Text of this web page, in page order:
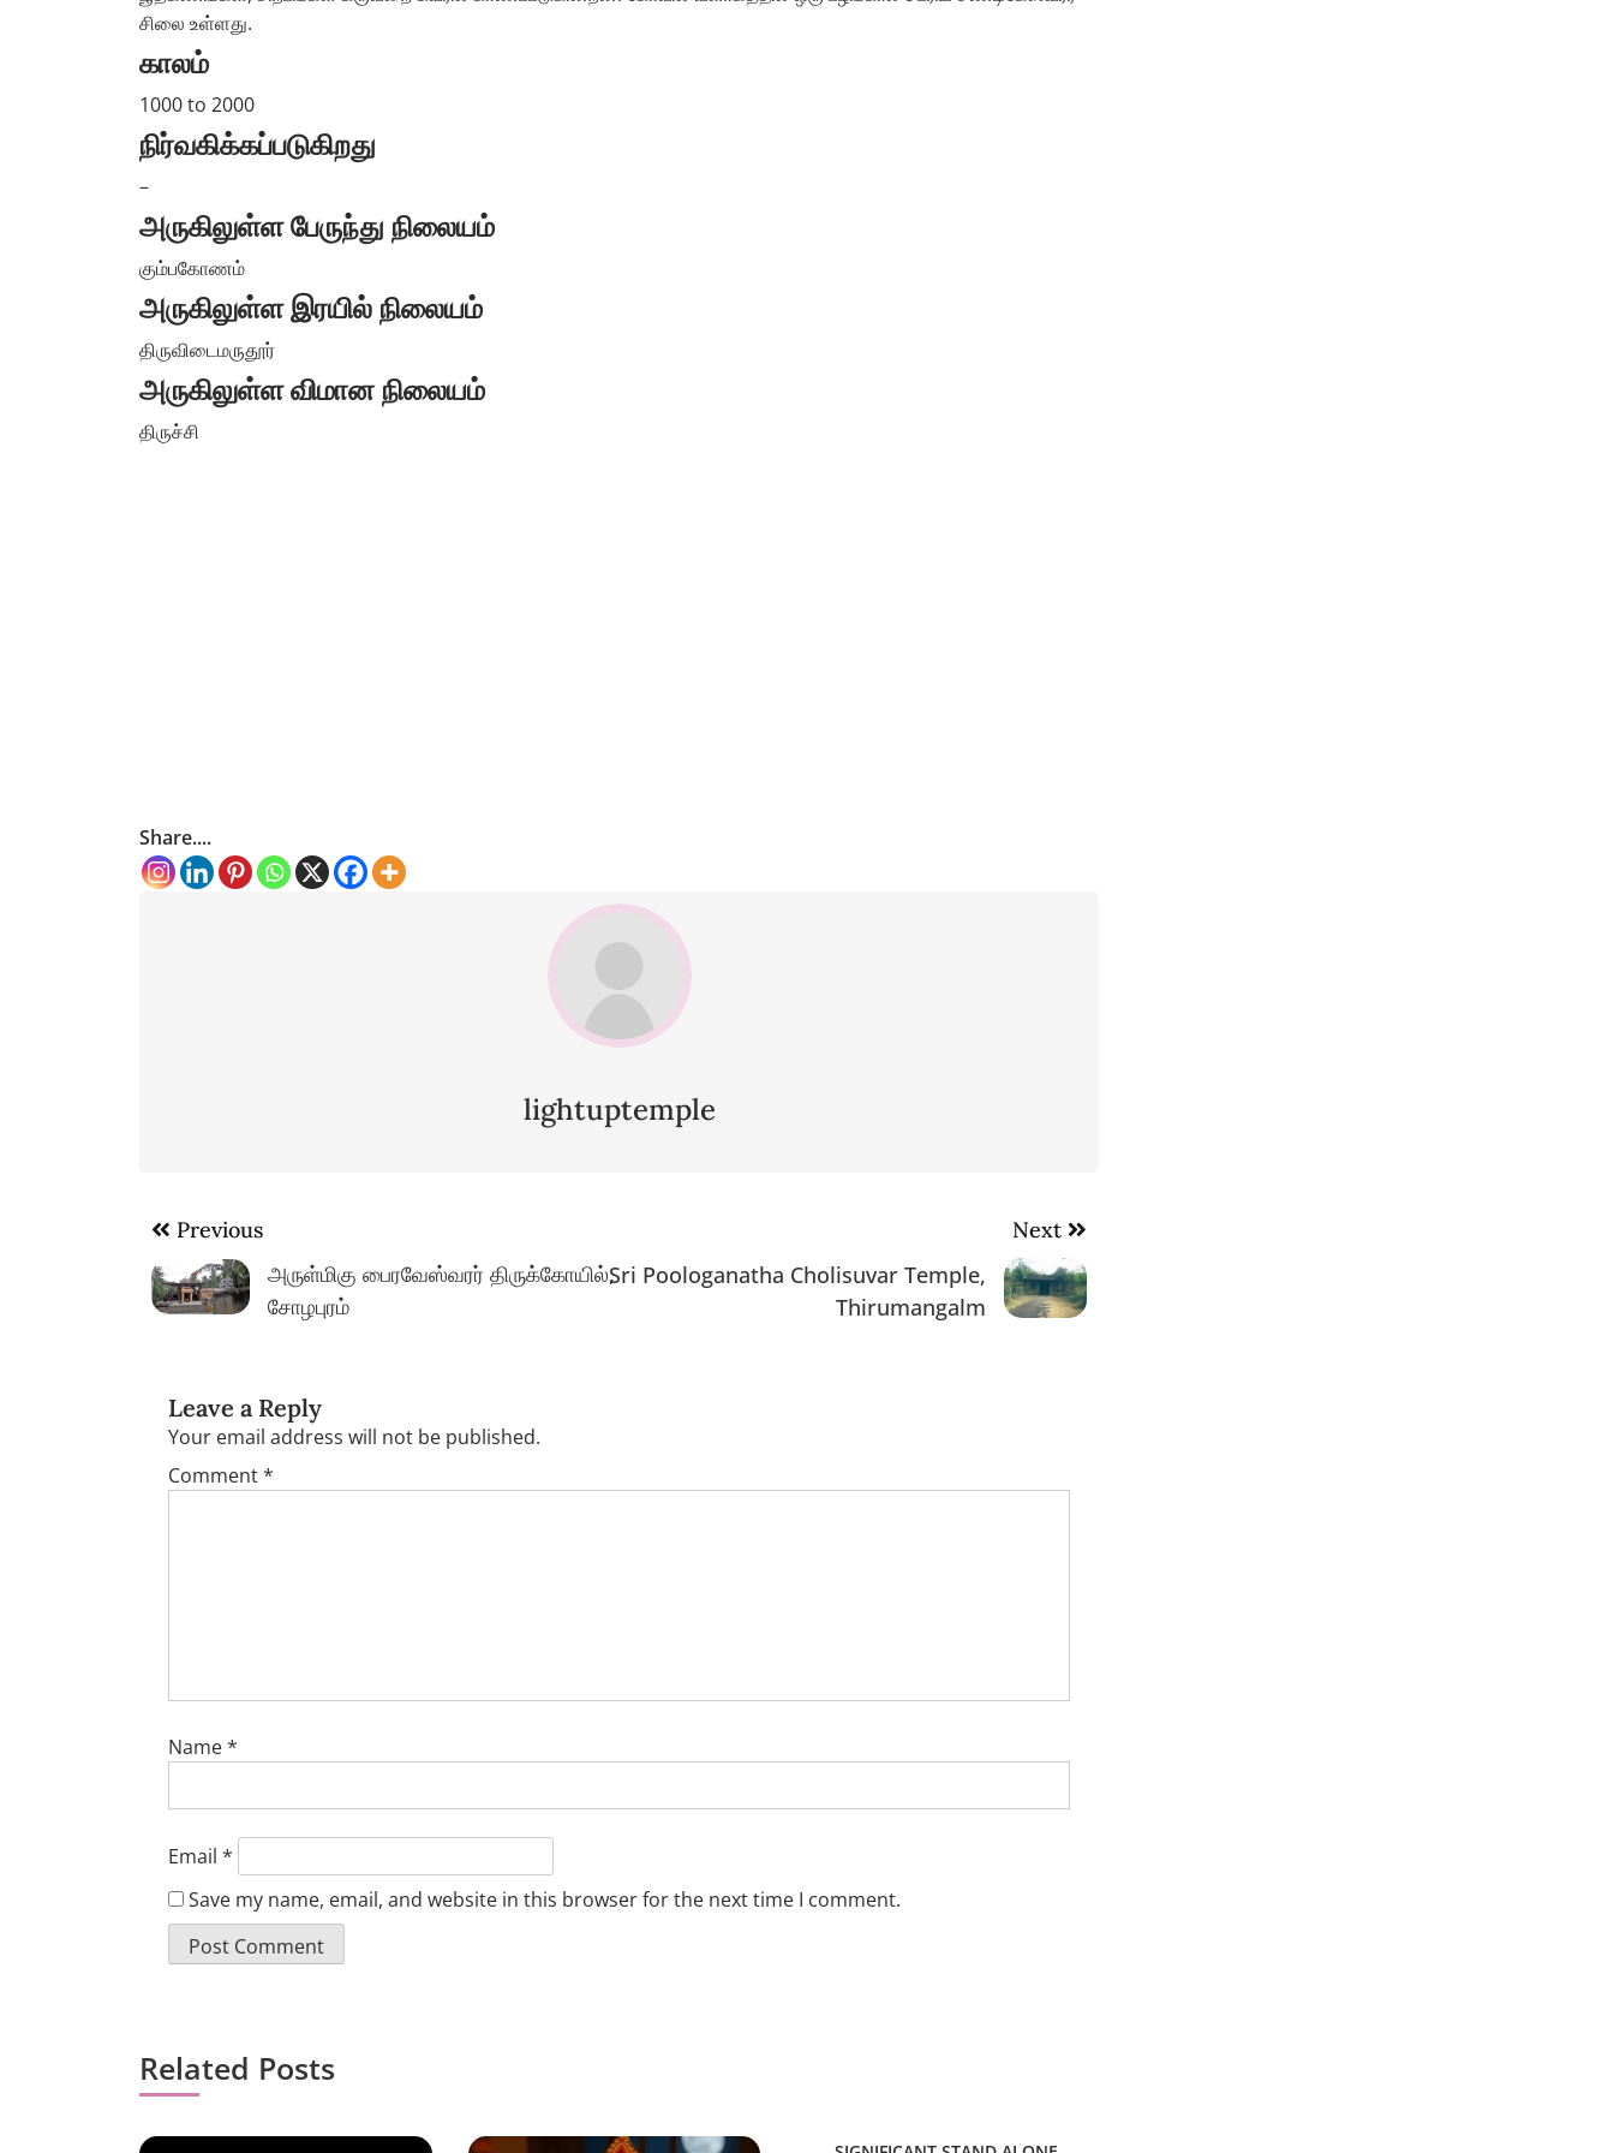
சிலை உள்ளது.
காலம்
1000 to 2000
நிர்வகிக்கப்படுகிறது
–
அருகிலுள்ள பேருந்து நிலையம்
கும்பகோணம்
அருகிலுள்ள இரயில் நிலையம்
திருவிடைமருதூர்
அருகிலுள்ள விமான நிலையம்
திருச்சி
Share....
lightuptemple
Post
navigation
Previous
அருள்மிகு பைரவேஸ்வரர் திருக்கோயில்,
சோழபுரம்
Next
Sri Poologanatha Cholisuvar Temple,
Thirumangalm
Leave a Reply
Your email address will not be published.
Comment*
Name*
Email *
Save my name, email, and website in this browser for the next time I comment.
Related Posts